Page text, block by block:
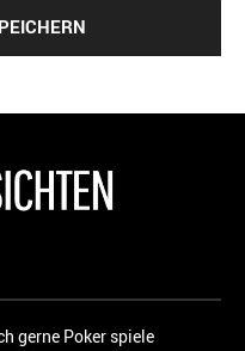
gerne Poker spiele